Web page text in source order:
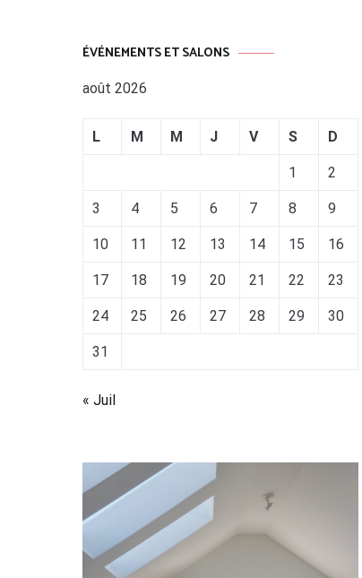
ÉVÉNEMENTS ET SALONS
août 2026
L M M J V S D
1 2
3 4 5 6 7 8 9
10 11 12 13 14 15 16
17 18 19 20 21 22 23
24 25 26 27 28 29 30
31
« Juil